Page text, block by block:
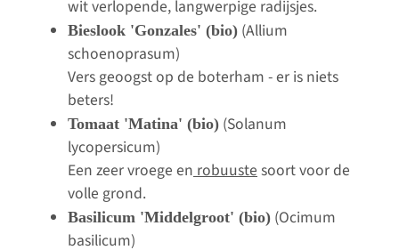
wit verlopende, langwerpige radijsjes.
Bieslook 'Gonzales' (bio) (Allium
schoenoprasum)
Vers geoogst op de boterham - er is niets
beters!
Tomaat 'Matina' (bio) (Solanum
lycopersicum)
Een zeer vroege enrobuustesoort voor de
volle grond.
Basilicum 'Middelgroot' (bio) (Ocimum
basilicum)